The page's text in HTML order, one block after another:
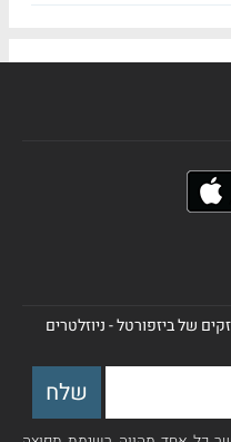
של ביזפורטל - ניוזלטרים